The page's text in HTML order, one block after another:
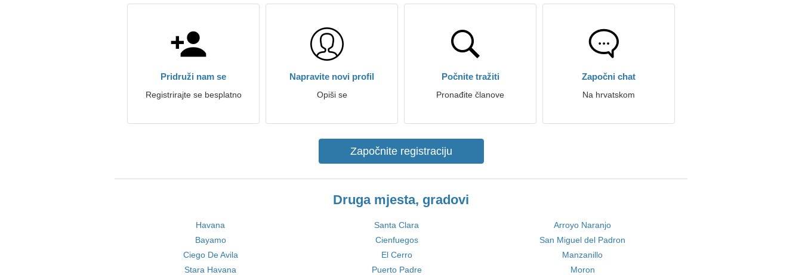
Pridruži nam se
Registrirajte se besplatno
Napravite novi profil
Opiši se
Počnite tražiti
Pronađite članove
Započni chat
Na hrvatskom
Započnite registraciju
Druga mjesta, gradovi
Havana Santa Clara
Arroyo Naranjo
Bayamo
Cienfuegos
San Miguel del Padron
Ciego De Avila
El Cerro
Manzanillo
Stara Havana
Puerto Padre Moron